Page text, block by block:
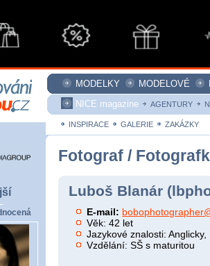
MODELKY MODELOVÉ
NICE magazine
AGENTURY
INSPIRACE GALERIE ZAKÁZKY
Fotograf /
Luboš Blanár
E-mail:
Věk: 42 let
Jazykové znalosti: Anglicky,
Vzdělání: SŠ s maturitou